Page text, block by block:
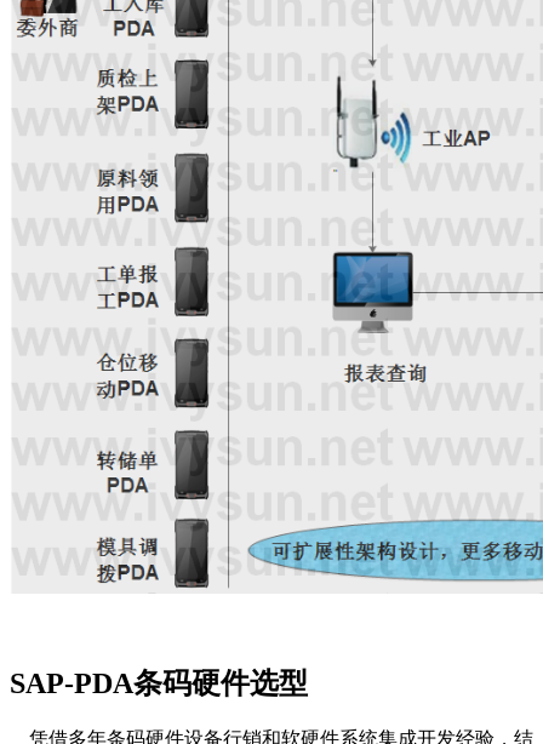
SAP-PDA条码硬件选型
凭借多年条码硬件设备行销和软硬件系统集成开发经验，结